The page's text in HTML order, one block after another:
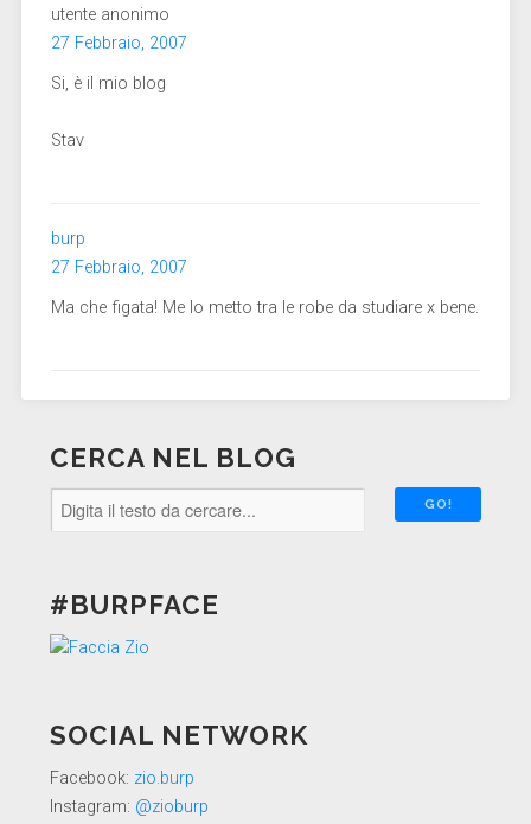
utente anonimo
27 Febbraio, 2007
Si, è il mio blog
Stav
burp
27 Febbraio, 2007
Ma che figata! Me lo metto tra le robe da studiare x bene.
CERCA NEL BLOG
#BURPFACE
SOCIAL NETWORK
Facebook: zio.burp
Instagram: @zioburp